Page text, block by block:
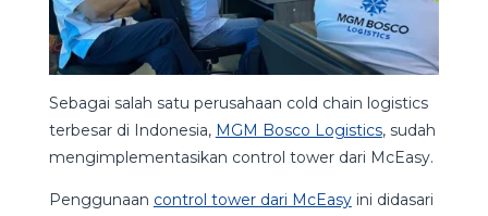
Sebagai salah satu perusahaan cold chain logistics
terbesar di Indonesia, MGM Bosco Logistics, sudah
mengimplementasikan control tower dari McEasy.
Penggunaan control tower dari McEasyini didasari